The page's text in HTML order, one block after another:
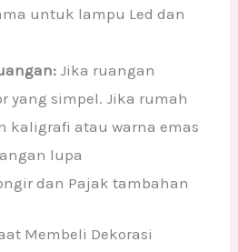
untuk lampu Led dan
Jika ruangan
yang simpel. Jika rumah
kaligrafi atau warna emas
lupa
dan Pajak tambahan
Membeli Dekorasi